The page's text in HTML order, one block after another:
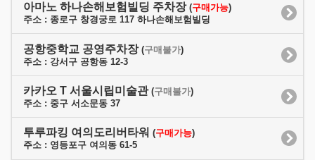
아마노 하나손해보험빌딩 주차장 (구매가능)
주소 : 종로구 창경궁로 117 하나손해보험빌딩
공항중학교 공영주차장 (구매불가)
주소 : 강서구 공항동 12-3
카카오 T 서울시립미술관 (구매불가)
주소 : 중구 서소문동 37
투루파킹 여의도리버타워 (구매가능)
주소 : 영등포구 여의동 61-5